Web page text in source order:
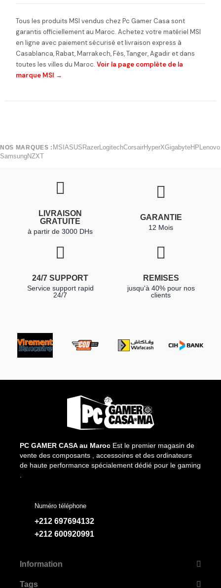
Tous les produits MSI vendus chez Pc Gamer Casa sont
garantis officiellement au Maroc. Achetez votre matériel MSI
en ligne avec paiement sécurisé et livraison express à
Casablanca, Rabat, Marrakech, Fès, Tanger, Agadir et dans
toutes les villes du Maroc.Voir la page complète de la
marque MSI →
NOS MARQUES : MSI ASUS RazerLogitechCorsairHyperXGigabyteHP Lenovo
SamsungNZXT
LIVRAISON
GRATUITE
à partir de 3000 DHs
GARANTIE
12 Mois
24/7 SUPPORT
Service support rapid
24/7
REMISES
jusqu'à 40% pour nos
clients
PC GAMER CASA au Maroc Est le premier magasin de
vente des composants , accessoires et des ordinateurs
de haute performance spécialement dédié pour le gaming
Numéro téléphone
+212 697694132
+212 600920991
Information
Tags